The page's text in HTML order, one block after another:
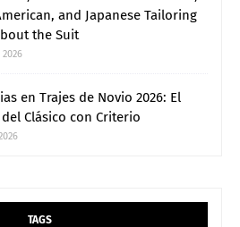
and Japanese Tailoring
the Suit
en Trajes de Novio 2026: El
Clásico con Criterio
TAGS